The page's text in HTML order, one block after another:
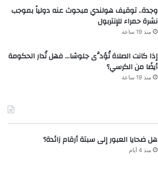
وجدة.. توقيف هولندي مبحوث عنه دولياً بموجب
نشرة حمراء للإنتربول
منذ 19 ساعة
إذا كانت الصلاة تُؤدَّى جلوسًا… فهل تُدار الحكومة
أيضًا من الكرسي؟
منذ 19 ساعة
هل ضحايا العبور إلى سبتة أرقام زائدة؟
منذ 4 أيام